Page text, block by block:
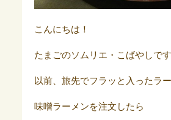
こんにちは！
たまごのソムリエ・こばやしです
以前、旅先でフラッと入ったラ
味噌ラーメンを注文したら